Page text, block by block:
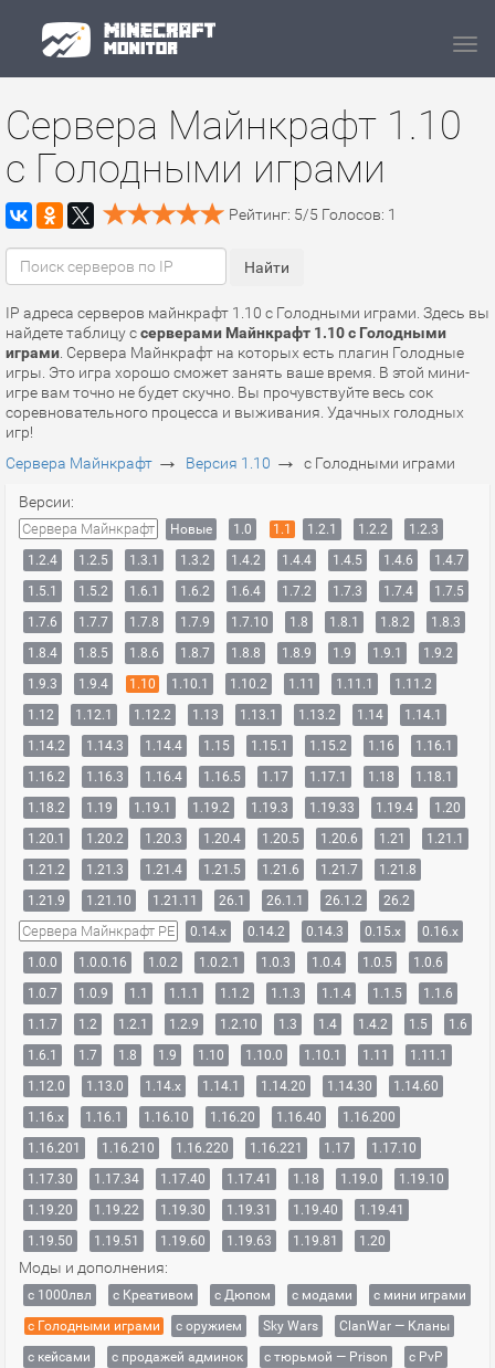
Сервера Майнкрафт 1.10
с Голодными играми
Рейтинг: 5/5 Голосов: 1
IP адреса серверов майнкрафт 1.10 с Голодными играми. Здесь вы
найдете таблицу ссерверами Майнкрафт 1.10 с Голодными
играми . Сервера Майнкрафт на которых есть плагин Голодные
игры. Это игра хорошо сможет занять ваше время. В этой мини-
игре вам точно не будет скучно. Вы прочувствуйте весь сок
соревновательного процесса и выживания. Удачных голодных
игр!
Сервера Майнкрафт → Версия 1.10 → с Голодными играми
Версии:
Сервера Майнкрафт Новые 1.0 1.1 1.2.1 1.2.2
1.2.3
1.2.4
1.2.5 1.3.1 1.3.2 1.4.2 1.4.4 1.4.5 1.4.6
1.4.7
1.5.1
1.5.2 1.6.1 1.6.2 1.6.4 1.7.2 1.7.3 1.7.4
1.7.5
1.7.6
1.7.7 1.7.8 1.7.9 1.7.10 1.8 1.8.1 1.8.2
1.8.3
1.8.4
1.8.5 1.8.6 1.8.7 1.8.8 1.8.9 1.9 1.9.1
1.9.2
1.9.3
1.9.4 1.10 1.10.1 1.10.2 1.11 1.11.1
1.11.2
1.12
1.12.1 1.12.2 1.13 1.13.1 1.13.2 1.14
1.14.1
1.14.2
1.14.3 1.14.4 1.15 1.15.1 1.15.2 1.16
1.16.1
1.16.2
1.16.3 1.16.4 1.16.5 1.17 1.17.1 1.18
1.18.1
1.18.2
1.19 1.19.1 1.19.2 1.19.3 1.19.33 1.19.4
1.20
1.20.1
1.20.2 1.20.3 1.20.4 1.20.5 1.20.6 1.21
1.21.1
1.21.2
1.21.3 1.21.4 1.21.5 1.21.6 1.21.7
1.21.8
1.21.9
1.21.10 1.21.11 26.1 26.1.1 26.1.2 26.2
Сервера Майнкрафт PE 0.14.x 0.14.2 0.14.3 0.15.x
0.16.x
1.0.0
1.0.0.16 1.0.2 1.0.2.1 1.0.3 1.0.4 1.0.5
1.0.6
1.0.7
1.0.9 1.1 1.1.1 1.1.2 1.1.3 1.1.4 1.1.5
1.1.6
1.1.7
1.2 1.2.1 1.2.9 1.2.10 1.3 1.4 1.4.2 1.5
1.6
1.6.1
1.7 1.8 1.9 1.10 1.10.0 1.10.1 1.11
1.11.1
1.12.0
1.13.0 1.14.x 1.14.1 1.14.20 1.14.30
1.14.60
1.16.x
1.16.1 1.16.10 1.16.20 1.16.40
1.16.200
1.16.201
1.16.210 1.16.220 1.16.221 1.17
1.17.10
1.17.30
1.17.34 1.17.40 1.17.41 1.18 1.19.0
1.19.10
1.19.20
1.19.22 1.19.30 1.19.31 1.19.40
1.19.41
1.19.50
1.19.51 1.19.60 1.19.63 1.19.81 1.20
Моды и дополнения:
с 1000лвл c Креативом с Дюпом с модами
с мини играми
с Голодными играми
с оружием Sky Wars
ClanWar — Кланы
с кейсами
с продажей админок с тюрьмой — Prison
с PvP